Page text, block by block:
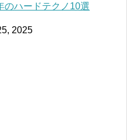
のハードテクノ10選
2025